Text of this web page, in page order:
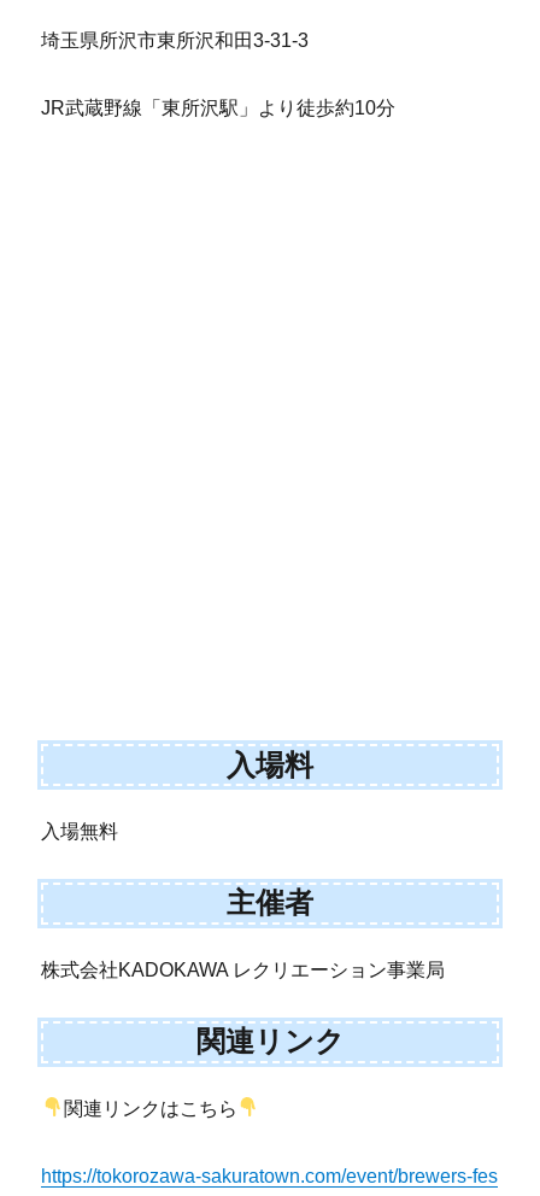
埼玉県所沢市東所沢和田3-31-3
JR武蔵野線「東所沢駅」より徒歩約10分
入場料
入場無料
主催者
株式会社KADOKAWA レクリエーション事業局
関連リンク
関連リンクはこちら
https://tokorozawa-sakuratown.com/event/brewers-fes